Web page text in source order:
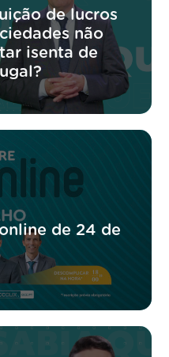
de lucros
não
isenta de
de 24 de